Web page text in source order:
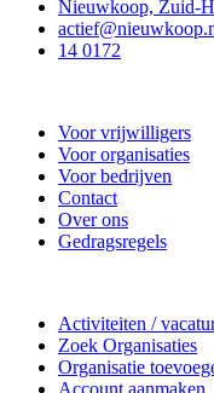
Nieuwkoop, Zuid-
14 0172
Voor vrijwilligers
Voor organisaties
Voor bedrijven
Contact
Over ons
Gedragsregels
Activiteiten /
Zoek Organisaties
Organisatie
Account aanmaken